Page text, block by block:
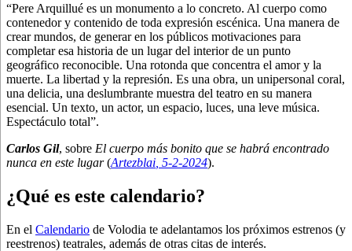
“Pere Arquillué es un monumento a lo concreto. Al cuerpo como
contenedor y contenido de toda expresión escénica. Una manera de
crear mundos, de generar en los públicos motivaciones para
completar esa historia de un lugar del interior de un punto
geográfico reconocible. Una rotonda que concentra el amor y la
muerte. La libertad y la represión. Es una obra, un unipersonal coral,
una delicia, una deslumbrante muestra del teatro en su manera
esencial. Un texto, un actor, un espacio, luces, una leve música.
Espectáculo total”.
Carlos Gil, sobre El cuerpo más bonito que se habrá encontrado
nunca en este lugar(Artezblai , 5-2-2024).
¿Qué es este calendario?
En el Calendario de Volodia te adelantamos los próximos estrenos (y
reestrenos) teatrales, además de otras citas de interés.